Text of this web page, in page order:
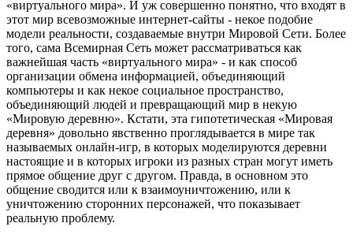
«виртуального мира». И уж совершенно понятно, что входят в
этот мир всевозможные интернет-сайты - некое подобие
модели реальности, создаваемые внутри Мировой Сети. Более
того, сама Всемирная Сеть может рассматриваться как
важнейшая часть «виртуального мира» - и как способ
организации обмена информацией, объединяющий
компьютеры и как некое социальное пространство,
объединяющий людей и превращающий мир в некую
«Мировую деревню». Кстати, эта гипотетическая «Мировая
деревня» довольно явственно проглядывается в мире так
называемых онлайн-игр, в которых моделируются деревни
настоящие и в которых игроки из разных стран могут иметь
прямое общение друг с другом. Правда, в основном это
общение сводится или к взаимоуничтожению, или к
уничтожению сторонних персонажей, что показывает
реальную проблему.